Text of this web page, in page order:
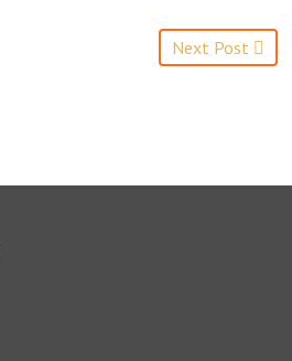
Next Post